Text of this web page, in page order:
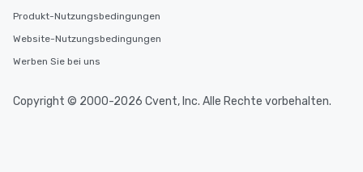
Produkt-Nutzungsbedingungen
Website-Nutzungsbedingungen
Werben Sie bei uns
Copyright © 2000-2026 Cvent, Inc. Alle Rechte vorbehalten.